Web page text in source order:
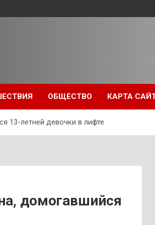
ОБЩЕСТВО КАРТА
13-летней девочки в лифте
домогавшийся